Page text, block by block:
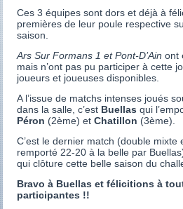
Ces 3 équipes sont dors et déjà à
premières de leur poule respective
saison.
Ars Sur Formans 1 et Pont-D’Ain ont
mais n’ont pas pu participer à cette
joueurs et joueuses disponibles.
A l’issue de matchs intenses joués
dans la salle, c’est Buellas qui
Péron (2ème) etChatillon (3ème).
C’est le dernier match (double mixte
remporté 22-20 à la belle par
qui clôture cette belle saison du
Bravo à Buellas et félicitions à
participantes !!